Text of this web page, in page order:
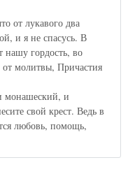
от лукавого два
и я не спасусь. В
нашу гордость, во
молитвы, Причастия
монашеский, и
свой крест. Ведь в
любовь, помощь,